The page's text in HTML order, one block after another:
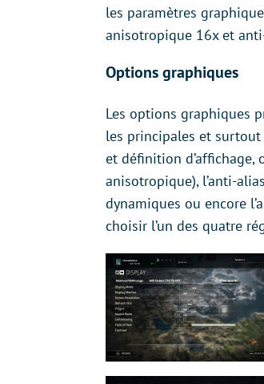
les paramètres
anisotropique 16x et
Options graphiques
Les options graphiques
les principales et
et définition
anisotropique), l’anti-
dynamiques ou encore
choisir l’un des quatre